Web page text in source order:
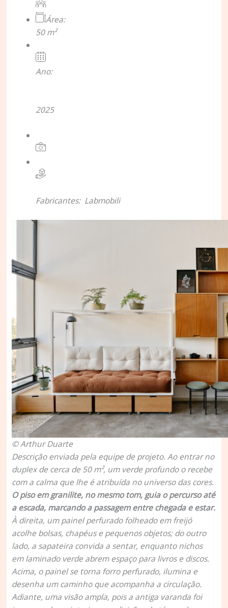
Área:
50 m²
Ano:
2025
Fabricantes: Labmobili
© Arthur Duarte
Descrição enviada pela equipe de projeto.Ao entrar no
duplex de cerca de 50 m², um verde profundo o recebe
com a calma que lhe é atribuída no universo das cores.
O piso em granilite, no mesmo tom, guia o percurso até
a escada, marcando a passagem entre chegada e estar.
À direita, um painel perfurado folheado em freijó
acolhe bolsas, chapéus e pequenos objetos; do outro
lado, a sapateira convida a sentar, enquanto nichos
em laminado verde abrem espaço para livros e discos.
Acima, o painel se torna forro perfurado, ilumina e
desenha um caminho que acompanha a circulação.
Adiante, uma visão ampla, pois a antiga varanda foi